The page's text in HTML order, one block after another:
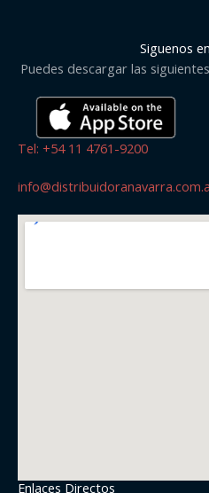
Siguenos
Puedes descargar las
Tel: +54 11 4761-9200
Enlaces Directos